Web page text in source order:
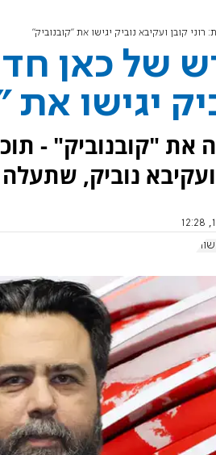
קובן ועקיבא נוביק יגישו את "קובנוביק"
של כאן
יגישו את
את "קובנוביק" -
נוביק,